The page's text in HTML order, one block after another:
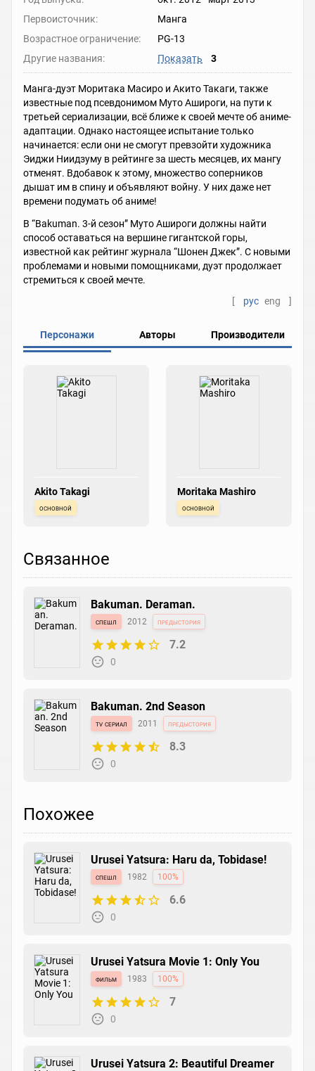
Первоисточник:
Манга
Возрастное ограничение:
PG-13
Другие названия:
Показать 3
Манга-дуэт Моритака Масиро и Акито Такаги, также
известные под псевдонимом Муто Ашироги, на пути к
третьей сериализации, всё ближе к своей мечте об аниме-
адаптации. Однако настоящее испытание только
начинается: если они не смогут превзойти художника
Эиджи Ниидзуму в рейтинге за шесть месяцев, их мангу
отменят. Вдобавок к этому, множество соперников
дышат им в спину и объявляют войну. У них даже нет
времени подумать об аниме!
В “Bakuman. 3-й сезон” Муто Ашироги должны найти
способ оставаться на вершине гигантской горы,
известной как рейтинг журнала “Шонен Джек”. С новыми
проблемами и новыми помощниками, дуэт продолжает
стремиться к своей мечте.
[
рус eng ]
Персонажи Авторы Производители
Akito Takagi
основной
Moritaka Mashiro
основной
Связанное
Bakuman. Deraman.
спешл 2012 предыстория
7.2
0
Bakuman. 2nd Season
tv сериал 2011 предыстория
8.3
0
Похожее
Urusei Yatsura: Haru da, Tobidase!
спешл 1982 100%
6.6
0
Urusei Yatsura Movie 1: Only You
фильм 1983 100%
7
0
Urusei Yatsura 2: Beautiful Dreamer